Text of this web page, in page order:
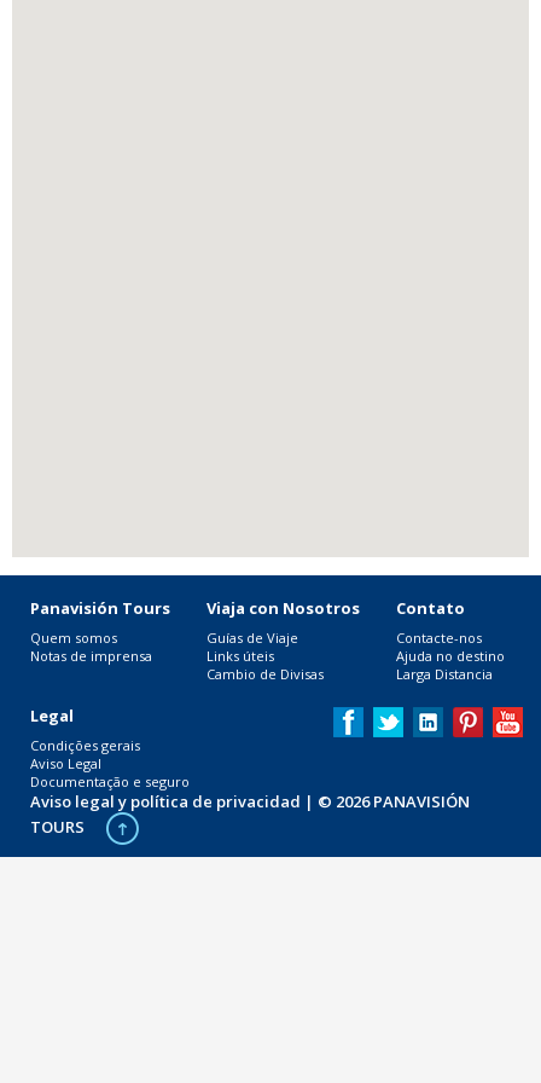
Panavisión Tours
Quem somos
Notas de imprensa
Viaja con Nosotros
Guías de Viaje
Links úteis
Cambio de Divisas
Contato
Contacte-nos
Ajuda no destino
Larga Distancia
Legal
Condições gerais
Aviso Legal
Documentação e seguro
Aviso legal y política de privacidad | © 2026 PANAVISIÓN
TOURS